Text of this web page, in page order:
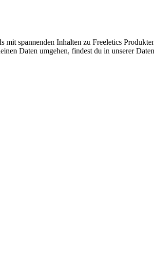
spannenden Inhalten zu Freeletics
Daten umgehen, findest du in unserer